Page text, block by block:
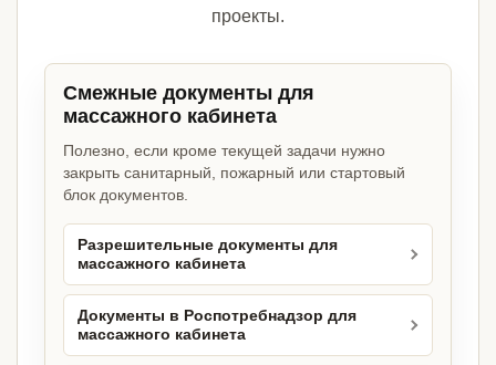
проекты.
Смежные документы для
массажного кабинета
Полезно, если кроме текущей задачи нужно
закрыть санитарный, пожарный или стартовый
блок документов.
Разрешительные документы для
массажного кабинета
Документы в Роспотребнадзор для
массажного кабинета